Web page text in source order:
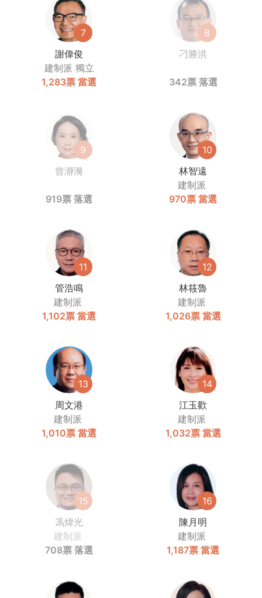
7
謝偉俊
建制派 獨立
1,283票 當選
8
刁勝洪
342票 落選
9
曾瀞漪
919票 落選
10
林智遠
建制派
970票 當選
11
管浩鳴
建制派
1,102票 當選
12
林筱魯
建制派
1,026票 當選
13
周文港
建制派
1,010票 當選
14
江玉歡
建制派
1,032票 當選
15
馮煒光
建制派
708票 落選
16
陳月明
建制派
1,187票 當選